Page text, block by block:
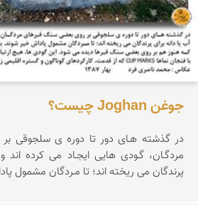
جوغن Joghan چیست؟
در گذشته هـای دور تا دوره ی سلجوقی
مردگـان، گـودی هایی ایجـاد می کرده اند
پرندگان می ریخته اند؛ تا مـردگان مشمول